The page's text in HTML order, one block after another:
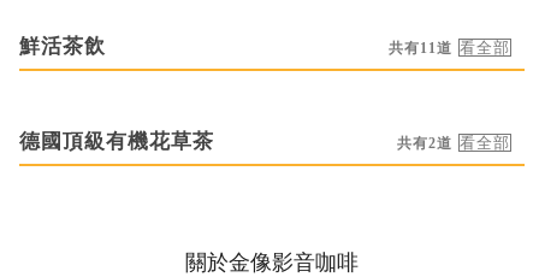
鮮活茶飲 共有11道
德國頂級有機花草茶 共有2道
關於金像影音咖啡